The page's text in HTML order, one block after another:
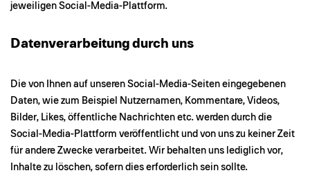
jeweiligen Social-Media-Plattform.
Datenverarbeitung durch uns
Die von Ihnen auf unseren Social-Media-Seiten eingegebenen
Daten, wie zum Beispiel Nutzernamen, Kommentare, Videos,
Bilder, Likes, öffentliche Nachrichten etc. werden durch die
Social-Media-Plattform veröffentlicht und von uns zu keiner Zeit
für andere Zwecke verarbeitet. Wir behalten uns lediglich vor,
Inhalte zu löschen, sofern dies erforderlich sein sollte.